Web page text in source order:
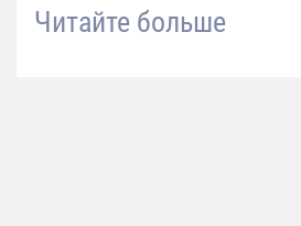
Читайте больше